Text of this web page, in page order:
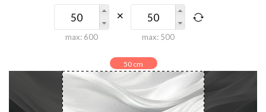
50 cm
max: 600 max: 500